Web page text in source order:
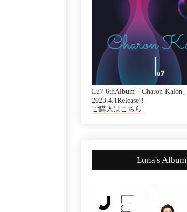
Lu7 6thAlbum「Charon Kalon」
2023.4.1Release!!
ご購入はこちら
Luna's Album